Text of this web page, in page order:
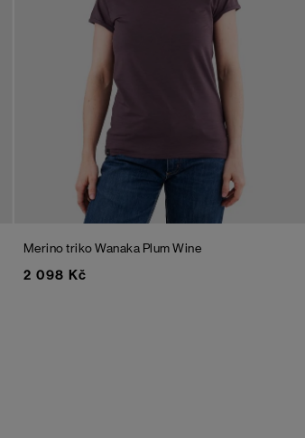
Merino triko Wanaka Plum Wine
2 098 Kč